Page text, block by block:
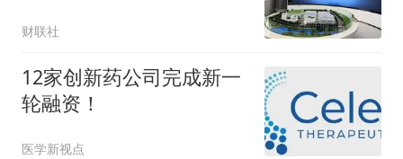
财联社
12家创新药公司完成新一
轮融资！
医学新视点